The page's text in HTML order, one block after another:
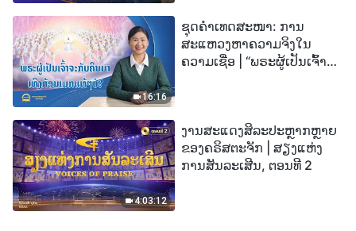
16:16
ຊຸດຄຳເທດສະໜາ: ການ
ສະແຫວງຫາຄວາມຈິງໃນ
ຄວາມເຊື່ອ | “ພຣະຜູ້ເປັນເຈົ້າຈະ
4:03:12
ງານສະແດງສິລະປະຫຼາກຫຼາຍ
ຂອງຄຣິສຕະຈັກ | ສຽງແຫ່ງ
ການສັນລະເສີນ, ຕອນທີ 2